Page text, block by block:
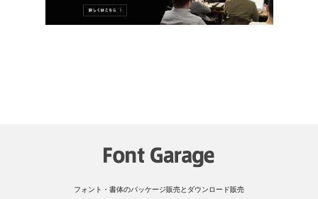
フォント・書体のパッケージ販売とダウンロード販売